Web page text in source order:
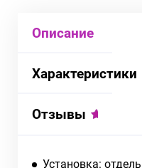
Описание
Характеристики
Отзывы
Установка: